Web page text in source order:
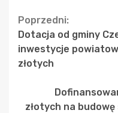
Continue
Reading
Poprzedni:
Dotacja od gminy
inwestycje
złotych
złotych na